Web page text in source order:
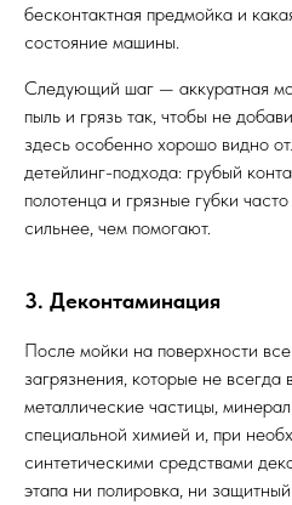
бесконтактная предмойка и
состояние машины.
Следующий шаг — аккуратная
пыль и грязь так, чтобы не
здесь особенно хорошо видно
детейлинг-подхода: грубый
полотенца и грязные губки
сильнее, чем помогают.
3. Деконтаминация
После мойки на поверхности
загрязнения, которые не
металлические частицы,
специальной химией и, при
синтетическими средствами
этапа ни полировка, ни